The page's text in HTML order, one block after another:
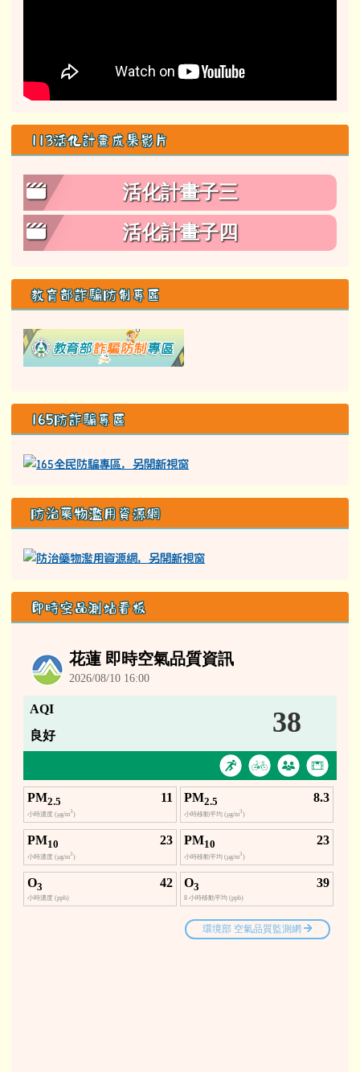
113活化計畫成果影片
活化計畫子三
活化計畫子四
教育部詐騙防制專區
165防詐騙專區
防治藥物濫用資源網
即時空品測站看板